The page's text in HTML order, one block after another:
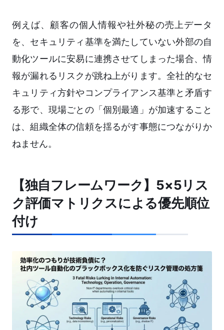
例えば、顧客の個人情報や社外秘の売上データ
を、セキュリティ基準を満たしていない外部の自
動化ツールに安易に連携させてしまった場合、情
報が漏れるリスクが跳ね上がります。全社的なセ
キュリティ方針やコンプライアンス基準と矛盾す
る形で、現場ごとの「個別最適」が加速すること
は、組織全体の信頼を揺るがす事態につながりか
ねません。
【独自フレームワーク】5×5リス
ク評価マトリクスによる優先順位
付け